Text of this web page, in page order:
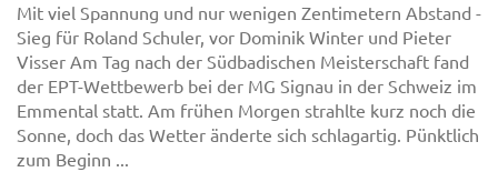
Mit viel Spannung und nur wenigen Zentimetern Abstand -
Sieg für Roland Schuler, vor Dominik Winter und Pieter
Visser Am Tag nach der Südbadischen Meisterschaft fand
der EPT-Wettbewerb bei der MG Signau in der Schweiz im
Emmental statt. Am frühen Morgen strahlte kurz noch die
Sonne, doch das Wetter änderte sich schlagartig. Pünktlich
zum Beginn ...